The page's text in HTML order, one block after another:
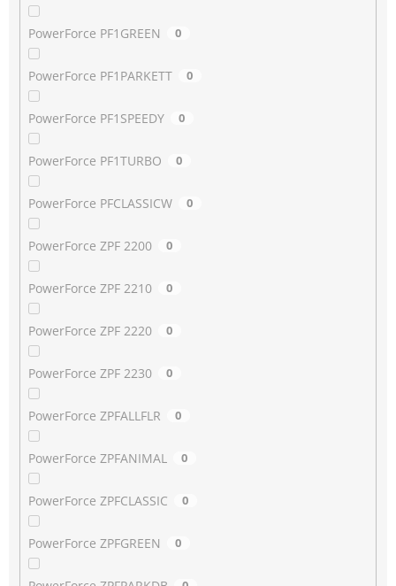
PowerForce PF1GREEN 0
PowerForce PF1PARKETT 0
PowerForce PF1SPEEDY 0
PowerForce PF1TURBO 0
PowerForce PFCLASSICW 0
PowerForce ZPF 2200 0
PowerForce ZPF 2210 0
PowerForce ZPF 2220 0
PowerForce ZPF 2230 0
PowerForce ZPFALLFLR 0
PowerForce ZPFANIMAL 0
PowerForce ZPFCLASSIC 0
PowerForce ZPFGREEN 0